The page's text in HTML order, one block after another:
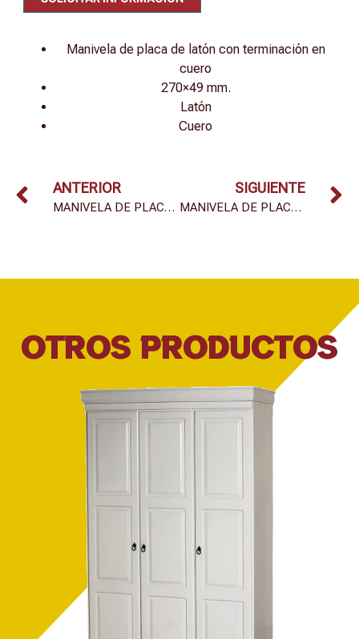
Manivela de placa de latón con terminación en
cuero
270×49 mm.
Latón
Cuero
ANTERIOR
MANIVELA DE PLACA M150525
SIGUIENTE
MANIVELA DE PLACA M1725
OTROS PRODUCTOS